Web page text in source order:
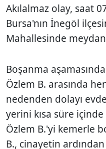
Akılalmaz olay, saat
Bursa'nın İnegöl
Mahallesinde
Boşanma
Özlem B. arasında
nedenden dolayı
yerini kısa süre
Özlem B.'yi kemerle
B., cinayetin ardından